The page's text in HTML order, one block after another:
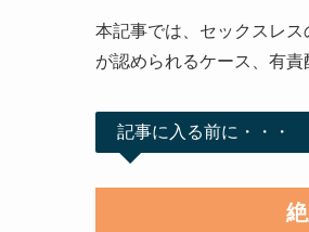
本記事では、セックスレ
が認められるケース、有
記事に入る前に・・・